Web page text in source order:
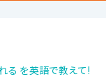
る を英語で教えて!